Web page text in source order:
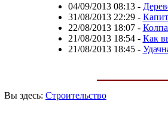
04/09/2013 08:13-
31/08/2013 22:29-
22/08/2013 18:07-
21/08/2013 18:54- Как
21/08/2013 18:45-
Вы здесь: Строительство